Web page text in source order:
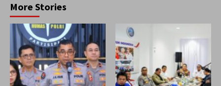
More Stories